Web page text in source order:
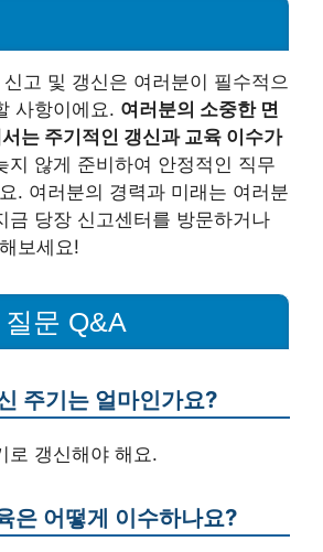
고 및 갱신은 여러분이 필수적으
사항이에요. 여러분의 소중한 면
는 주기적인 갱신과 교육 이수가
지 않게 준비하여 안정적인 직무
. 여러분의 경력과 미래는 여러분
금 당장 신고센터를 방문하거나
보세요!
문 Q&A
주기는 얼마인가요?
로 갱신해야 해요.
은 어떻게 이수하나요?